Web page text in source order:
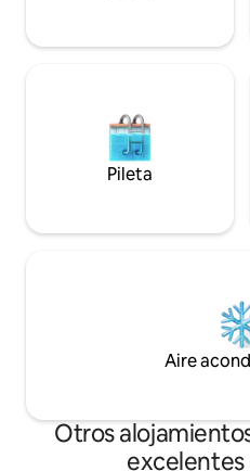
Pileta
Aire
Otros
excelentes